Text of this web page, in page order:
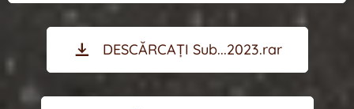
DESCĂRCAȚI Sub...2023.rar